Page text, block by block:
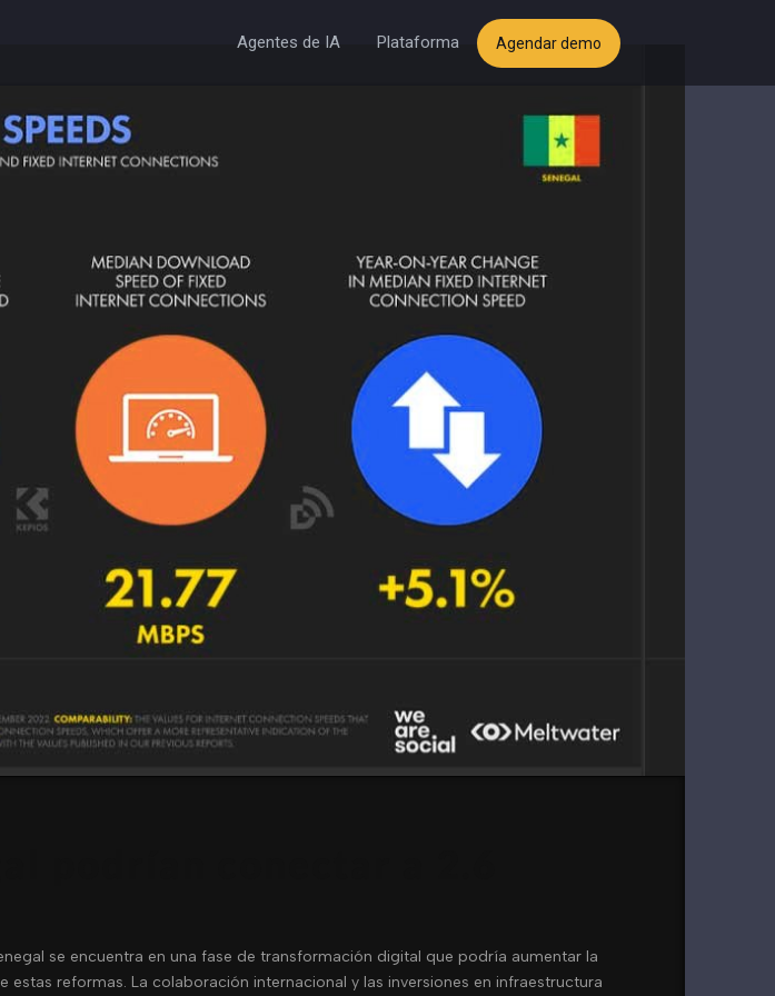
Agentes de IA Plataforma Agendar demo
se encuentra en una fase de transformación digital que podría aumentar la
reformas. La colaboración internacional y las inversiones en infraestructura